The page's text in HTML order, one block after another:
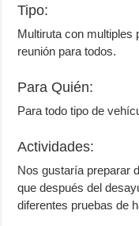
Tipo:
Multiruta con multiples
reunión para todos.
Para Quién:
Para todo tipo de
Actividades:
Nos gustaría preparar
que después del
diferentes pruebas de